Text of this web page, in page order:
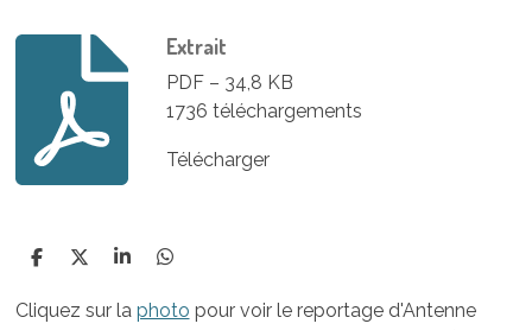
Extrait
PDF – 34,8 KB
1736 téléchargements
Télécharger
P
r
t
P
r
t
P
r
t
P
r
t
Cliquez sur la photo pour voir le reportage d'Antenne